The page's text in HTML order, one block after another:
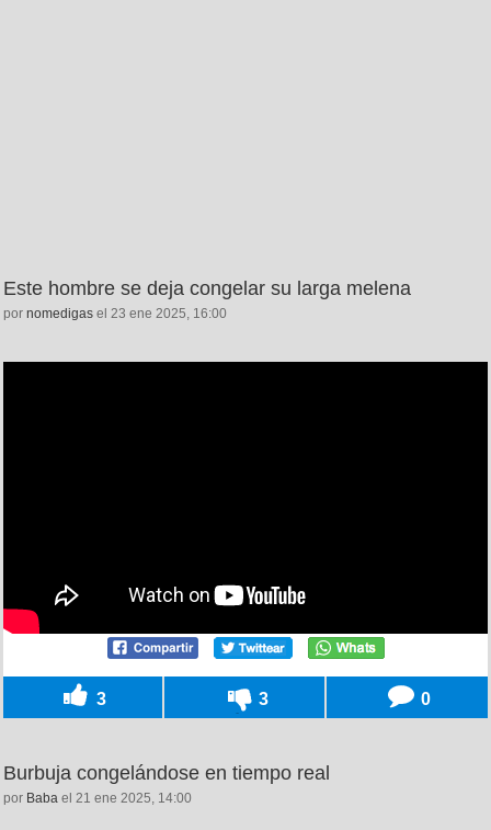
Este hombre se deja congelar su larga melena
por nomedigas el 23 ene 2025, 16:00
3 3 0
Burbuja congelándose en tiempo real
por Baba el 21 ene 2025, 14:00